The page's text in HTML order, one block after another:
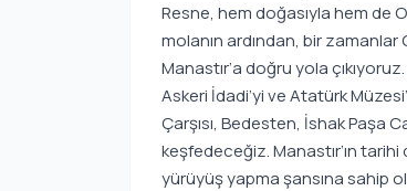
Resne, hem doğasıyla hem de
molanın ardından, bir
Manastır’a doğru yola
Askeri İdadi’yi ve Atatürk
Çarşısı, Bedesten, İshak Paşa
keşfedeceğiz. Manastır’ın
yürüyüş yapma şansına sahip